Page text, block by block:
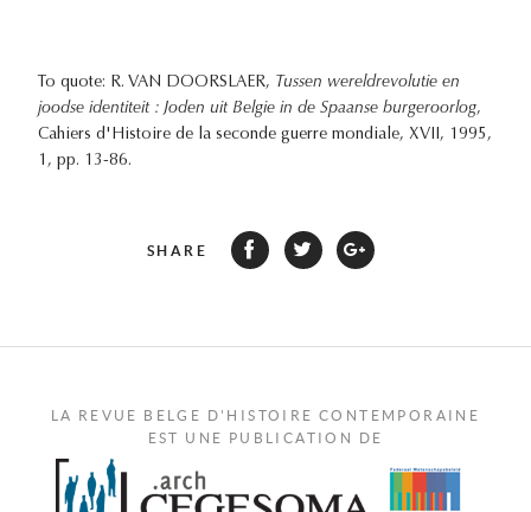
To quote: R. VAN DOORSLAER, Tussen wereldrevolutie en
joodse identiteit : Joden uit Belgie in de Spaanse burgeroorlog,
Cahiers d'Histoire de la seconde guerre mondiale, XVII, 1995,
1, pp. 13-86.
SHARE
LA REVUE BELGE D'HISTOIRE CONTEMPORAINE
EST UNE PUBLICATION DE